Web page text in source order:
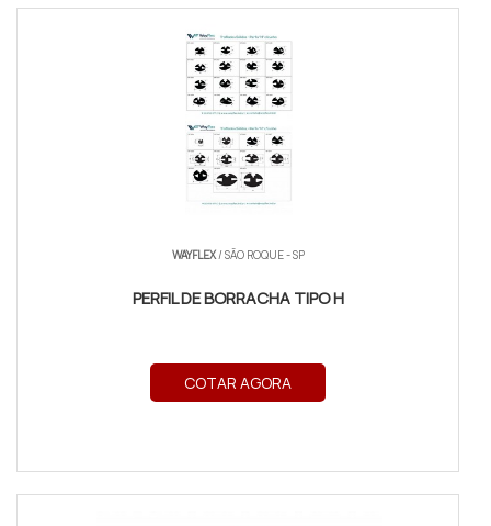
WAYFLEX/ SÃO ROQUE - SP
PERFIL DE BORRACHA TIPO H
COTAR AGORA